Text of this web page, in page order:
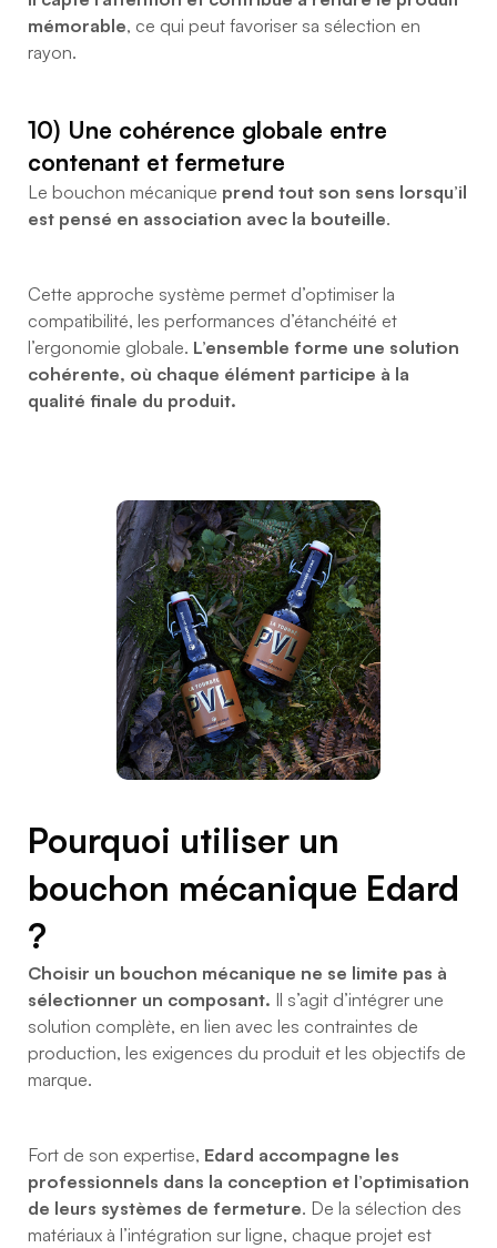
mémorable, ce qui peut favoriser sa sélection en
rayon.
10) Une cohérence globale entre
contenant et fermeture
Le bouchon mécanique prend tout son sens lorsqu’il
est pensé en association avec la bouteille.
Cette approche système permet d’optimiser la
compatibilité, les performances d’étanchéité et
l’ergonomie globale. L’ensemble forme une solution
cohérente, où chaque élément participe à la
qualité finale du produit.
Pourquoi utiliser un
bouchon mécanique Edard
?
Choisir un bouchon mécanique ne se limite pas à
sélectionner un composant. Il s’agit d’intégrer une
solution complète, en lien avec les contraintes de
production, les exigences du produit et les objectifs de
marque.
Fort de son expertise, Edard accompagne les
professionnels dans la conception et l’optimisation
de leurs systèmes de fermeture. De la sélection des
matériaux à l’intégration sur ligne, chaque projet est